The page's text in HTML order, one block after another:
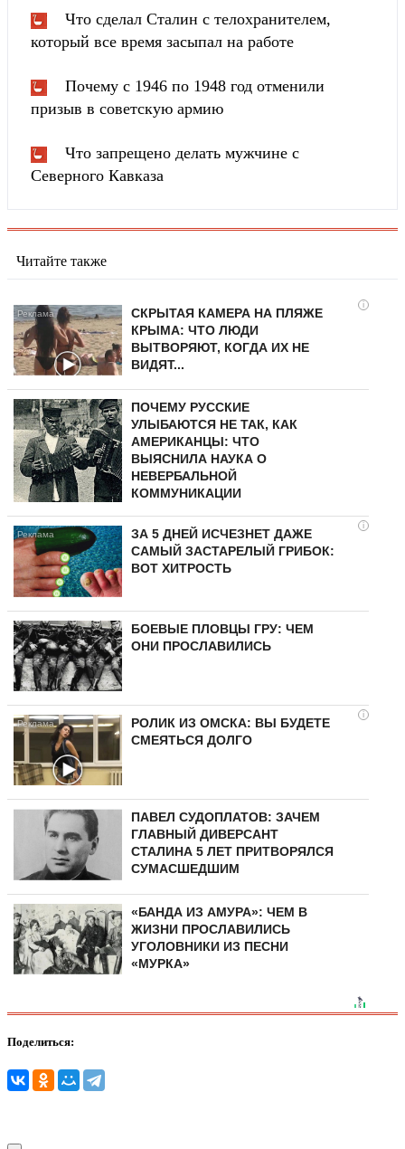
Что сделал Сталин с телохранителем,
который все время засыпал на работе
Почему с 1946 по 1948 год отменили
призыв в советскую армию
Что запрещено делать мужчине с
Северного Кавказа
Читайте также
i
СКРЫТАЯ КАМЕРА НА ПЛЯЖЕ
КРЫМА: ЧТО ЛЮДИ
ВЫТВОРЯЮТ, КОГДА ИХ НЕ
ВИДЯТ...
ПОЧЕМУ РУССКИЕ
УЛЫБАЮТСЯ НЕ ТАК, КАК
АМЕРИКАНЦЫ: ЧТО
ВЫЯСНИЛА НАУКА О
НЕВЕРБАЛЬНОЙ
КОММУНИКАЦИИ
i
ЗА 5 ДНЕЙ ИСЧЕЗНЕТ ДАЖЕ
САМЫЙ ЗАСТАРЕЛЫЙ ГРИБОК:
ВОТ ХИТРОСТЬ
БОЕВЫЕ ПЛОВЦЫ ГРУ: ЧЕМ
ОНИ ПРОСЛАВИЛИСЬ
i
РОЛИК ИЗ ОМСКА: ВЫ БУДЕТЕ
СМЕЯТЬСЯ ДОЛГО
ПАВЕЛ СУДОПЛАТОВ: ЗАЧЕМ
ГЛАВНЫЙ ДИВЕРСАНТ
СТАЛИНА 5 ЛЕТ ПРИТВОРЯЛСЯ
СУМАСШЕДШИМ
«БАНДА ИЗ АМУРА»: ЧЕМ В
ЖИЗНИ ПРОСЛАВИЛИСЬ
УГОЛОВНИКИ ИЗ ПЕСНИ
«МУРКА»
Поделиться: